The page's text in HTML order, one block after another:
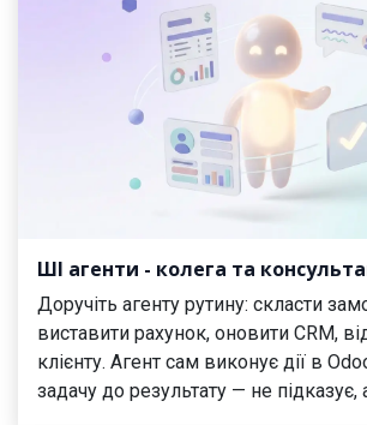
ШІ агенти - колега та
Доручіть агенту рутину: скласти
виставити рахунок, оновити CRM,
клієнту. Агент сам виконує дії в
задачу до результату — не підказує,